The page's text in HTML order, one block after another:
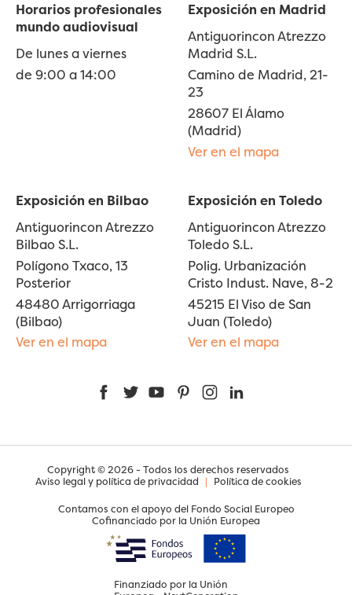
Horarios profesionales
mundo audiovisual
De lunes a viernes
de 9:00 a 14:00
Exposición en Madrid
Antiguorincon Atrezzo
Madrid S.L.
Camino de Madrid, 21-
23
28607 El Álamo
(Madrid)
Ver en el mapa
Exposición en Bilbao
Antiguorincon Atrezzo
Bilbao S.L.
Polígono Txaco, 13
Posterior
48480 Arrigorriaga
(Bilbao)
Ver en el mapa
Exposición en Toledo
Antiguorincon Atrezzo
Toledo S.L.
Polig. Urbanización
Cristo Indust. Nave, 8-2
45215 El Viso de San
Juan (Toledo)
Ver en el mapa
FacebookTwitterYouTubePinterestInstagram
Copyright © 2026 - Todos los derechos reservados
Aviso legal y política de privacidad | Política de cookies
Contamos con el apoyo del Fondo Social Europeo
Cofinanciado por la Unión Europea
Finanziado por la Unión